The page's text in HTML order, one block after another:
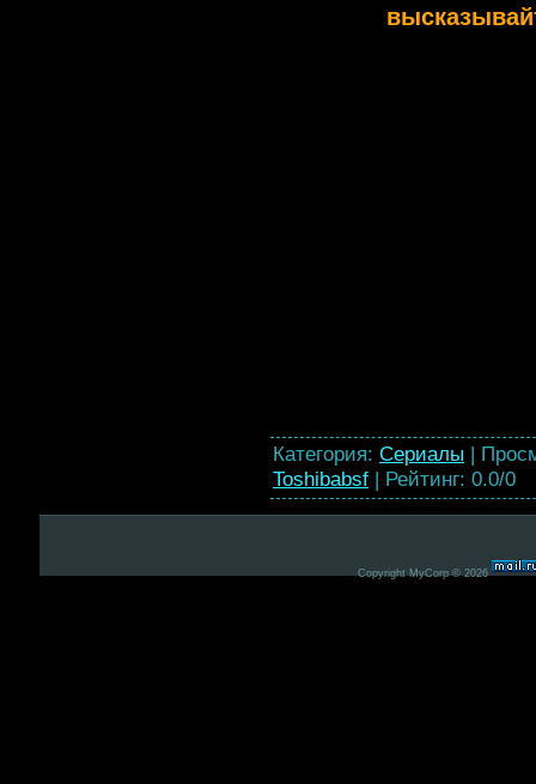
Категория: Сериалы |
Toshibabsf | Рейтинг: 0.0/0
Copyright MyCorp © 2026